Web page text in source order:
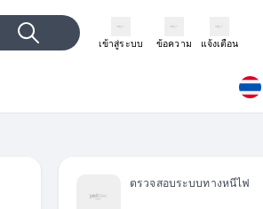
เข้าสู่ระบบ ข้อความ แจ้งเตือน
ตรวจสอบระบบทางหนีไฟ